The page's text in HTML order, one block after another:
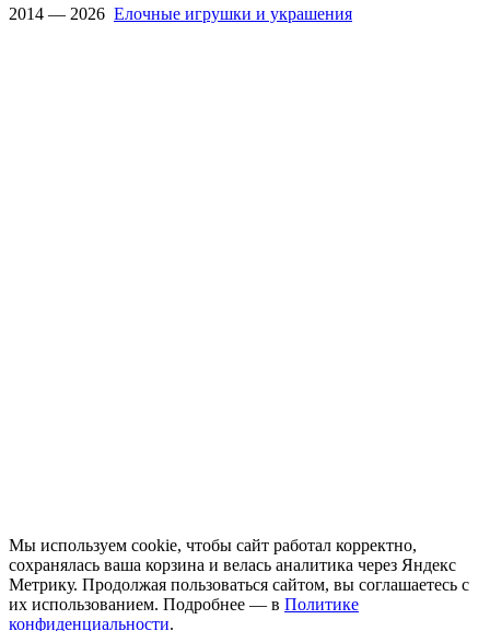
2014 — 2026 Елочные игрушки и украшения
Мы используем cookie, чтобы сайт работал корректно,
сохранялась ваша корзина и велась аналитика через Яндекс
Метрику. Продолжая пользоваться сайтом, вы соглашаетесь с
их использованием. Подробнее — в Политике
конфиденциальности.